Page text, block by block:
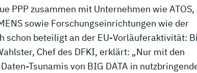
PPP zusammen mit Unternehmen wie ATOS,
sowie Forschungseinrichtungen wie der
schon beteiligt an der EU-Vorläuferaktivität:
Chef des DFKI, erklärt: „Nur mit den
Tsunamis von BIG DATA in